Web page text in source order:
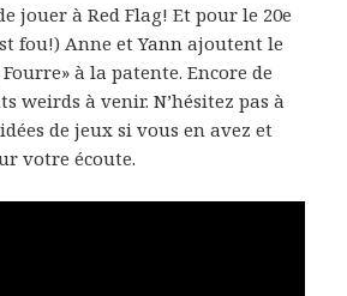
jouer à Red Flag! Et pour le 20e
fou!) Anne et Yann ajoutent le
à la patente. Encore de
weirds à venir. N’hésitez pas à
de jeux si vous en avez et
votre écoute.